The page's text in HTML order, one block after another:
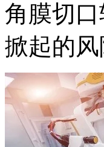
角膜切
掀起的风